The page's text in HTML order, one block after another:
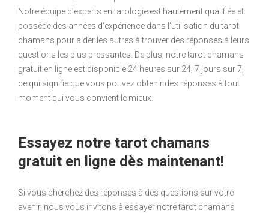
Notre équipe d’experts en tarologie est hautement qualifiée et
possède des années d’expérience dans l’utilisation du tarot
chamans pour aider les autres à trouver des réponses à leurs
questions les plus pressantes. De plus, notre tarot chamans
gratuit en ligne est disponible 24 heures sur 24, 7 jours sur 7,
ce qui signifie que vous pouvez obtenir des réponses à tout
moment qui vous convient le mieux.
Essayez notre tarot chamans
gratuit en ligne dès maintenant!
Si vous cherchez des réponses à des questions sur votre
avenir, nous vous invitons à essayer notre tarot chamans